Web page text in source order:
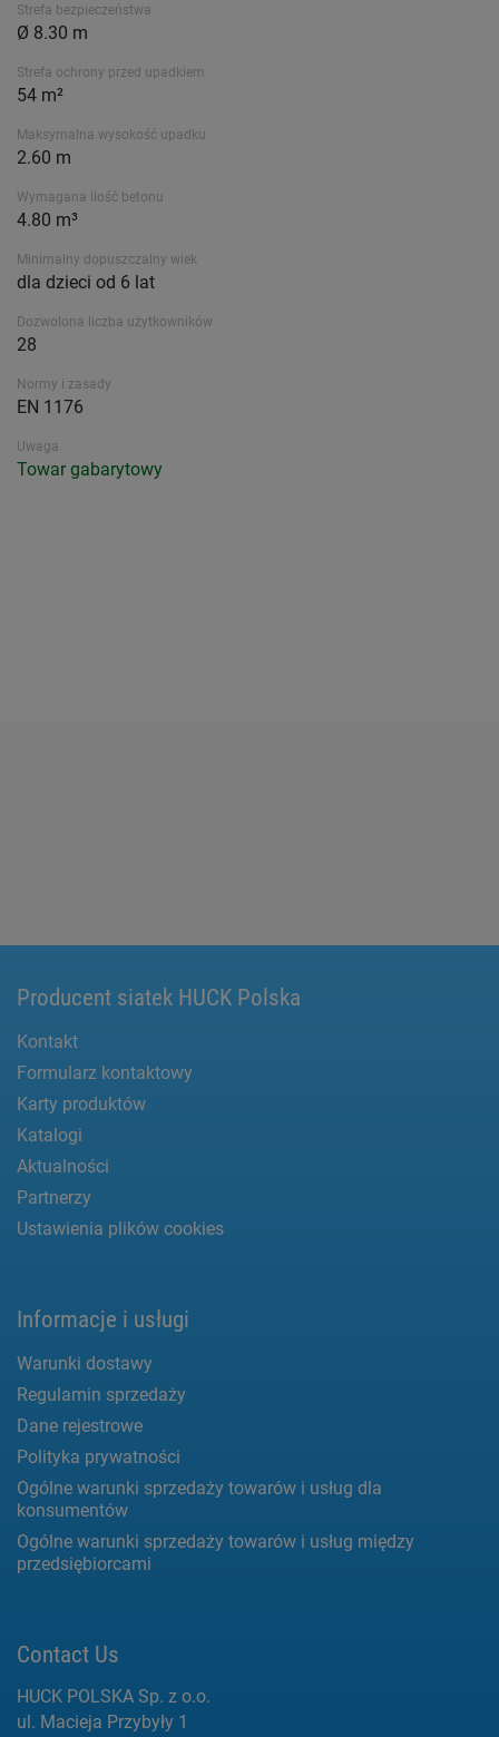
Strefa bezpieczeństwa
Ø 8.30 m
Strefa ochrony przed upadkiem
54 m²
Maksymalna wysokość upadku
2.60 m
Wymagana ilość betonu
4.80 m³
Minimalny dopuszczalny wiek
dla dzieci od 6 lat
Dozwolona liczba użytkowników
28
Normy i zasady
EN 1176
Uwaga
Towar gabarytowy
Producent siatek HUCK Polska
Kontakt
Formularz kontaktowy
Karty produktów
Katalogi
Aktualności
Partnerzy
Ustawienia plików cookies
Informacje i usługi
Warunki dostawy
Regulamin sprzedaży
Dane rejestrowe
Polityka prywatności
Ogólne warunki sprzedaży towarów i usług dla
konsumentów
Ogólne warunki sprzedaży towarów i usług między
przedsiębiorcami
Contact Us
HUCK POLSKA Sp. z o.o.
ul. Macieja Przybyły 1